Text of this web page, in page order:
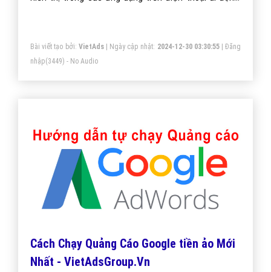
Bài viết tạo bởi: VietAds| Ngày cập nhật: 2024-12-30 03:30:55|Đăng
nhập(3449) - No Audio
Cách Chạy Quảng Cáo Google tiền ảo Mới
Nhất - VietAdsGroup.Vn